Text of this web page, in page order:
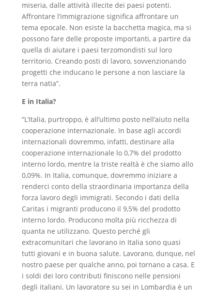
miseria, dalle attività illecite dei paesi potenti.
Affrontare l’immigrazione significa affrontare un
tema epocale. Non esiste la bacchetta magica, ma si
possono fare delle proposte importanti, a partire da
quella di aiutare i paesi terzomondisti sul loro
territorio. Creando posti di lavoro, sovvenzionando
progetti che inducano le persone a non lasciare la
terra natia”.
E in Italia?
“L’Italia, purtroppo, è all’ultimo posto nell’aiuto nella
cooperazione internazionale. In base agli accordi
internazionali dovremmo, infatti, destinare alla
cooperazione internazionale lo 0,7% del prodotto
interno lordo, mentre la triste realtà è che siamo allo
0,09%. In Italia, comunque, dovremmo iniziare a
renderci conto della straordinaria importanza della
forza lavoro degli immigrati. Secondo i dati della
Caritas i migranti producono il 9,5% del prodotto
interno lordo. Producono molta più ricchezza di
quanta ne utilizzano. Questo perché gli
extracomunitari che lavorano in Italia sono quasi
tutti giovani e in buona salute. Lavorano, dunque, nel
nostro paese per qualche anno, poi tornano a casa. E
i soldi dei loro contributi finiscono nelle pensioni
degli italiani. Un lavoratore su sei in Lombardia è un